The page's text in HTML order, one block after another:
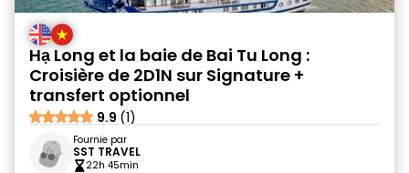
Hạ Long et la baie de Bai Tu Long :
Croisière de 2D1N sur Signature +
transfert optionnel
9.9 (1)
Fournie par
SST TRAVEL
22h 45min